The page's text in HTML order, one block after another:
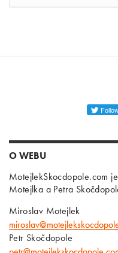
O WEBU
MotejlekSkocdopole.com
Motejlka a Petra
Miroslav Motejlek
Petr Skočdopole